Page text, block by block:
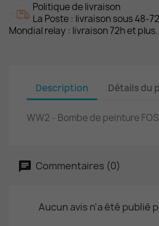
Politique de livraison
La Poste : livraison sous 48-
Mondial relay : livraison 72h et plus.
Description Détails du
WW2 - Bombe de peinture
Commentaires (0)
Aucun avis n'a été publié